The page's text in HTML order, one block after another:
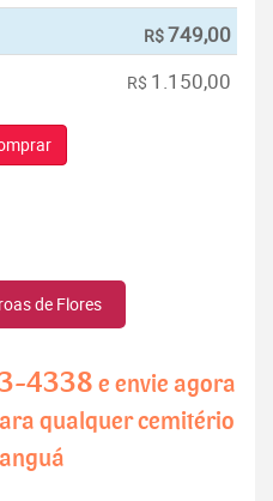
R$749,00
R$ 1.150,00
de Flores
4338 e envie agora
qualquer cemitério